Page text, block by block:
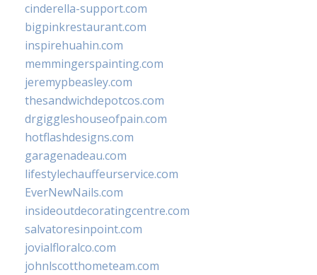
cinderella-support.com
bigpinkrestaurant.com
inspirehuahin.com
memmingerspainting.com
jeremypbeasley.com
thesandwichdepotcos.com
drgiggleshouseofpain.com
hotflashdesigns.com
garagenadeau.com
lifestylechauffeurservice.com
EverNewNails.com
insideoutdecoratingcentre.com
salvatoresinpoint.com
jovialfloralco.com
johnlscotthometeam.com